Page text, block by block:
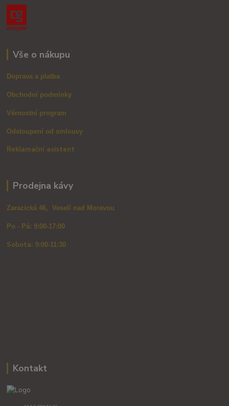
Vše o nákupu
Doprava a platba
Obchodní podmínky
Věrnostní program
Odstoupení od smlouvy
Reklamační asistent
Prodejna kávy
Zarazická 46, Veselí nad Moravou
Po - Pá: 9:00-17:00
Sobota: 9:00-11:30
Kontakt